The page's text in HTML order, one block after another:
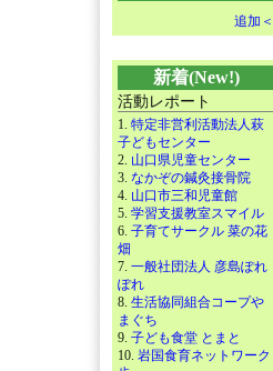
追加＜
新着(New!)
活動レポート
1. 特定非営利活動法人萩
子どもセンター
2. 山口県児童センター
3. なかぞの鍼灸接骨院
4. 山口市三和児童館
5. 学習支援教室スマイル
6. 子育てサークル 菜の花
畑
7. 一般社団法人 彦島ぽれ
ぽれ
8. 生活協同組合コープや
まぐち
9. 子ども食堂 とまと
10. 岩国食育ネットワーク